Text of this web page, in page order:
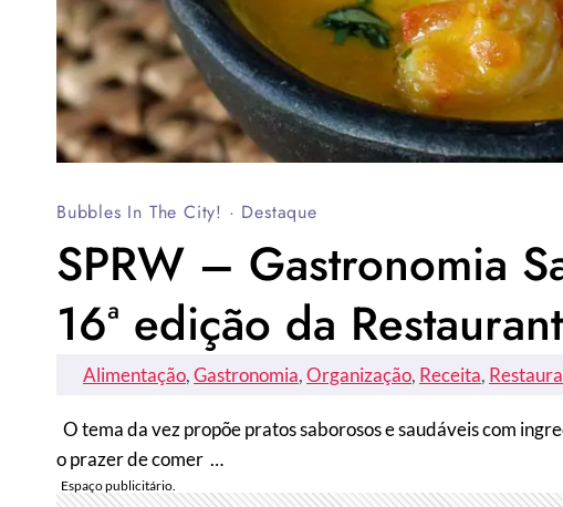
Bubbles In The City! · Destaque
SPRW – Gastronomia
16ª edição da
Alimentação, Gastronomia, Organização, Receita,
O tema da vez propõe pratos saborosos e saudáveis com
o prazer de comer …